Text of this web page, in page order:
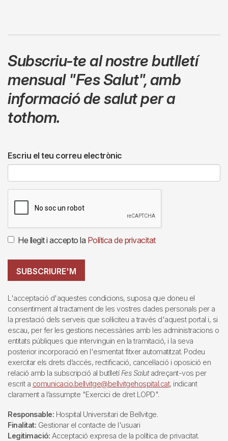
Subscriu-te al nostre butlletí
mensual "Fes Salut",amb
informació de salut per a
tothom.
Escriu el teu correu electrònic
He llegit i accepto la Política de privacitat
SUBSCRIURE'M
L'acceptació d'aquestes condicions, suposa que doneu el
consentiment al tractament de les vostres dades personals per a
la prestació dels serveis que sol·liciteu a través d'aquest portal i, si
escau, per fer les gestions necessàries amb les administracions o
entitats públiques que intervinguin en la tramitació, i la seva
posterior incorporació en l'esmentat fitxer automatitzat. Podeu
exercitar els drets d’accés, rectificació, cancel·lació i oposició en
relació amb la subscripció al butlletí Fes Salutadreçant-vos per
escrit a comunicacio.bellvitge@bellvitgehospital.cat, indicant
clarament a l’assumpte "Exercici de dret LOPD".
Responsable: Hospital Universitari de Bellvitge.
Finalitat: Gestionar el contacte de l'usuari
Legitimació: Acceptació expresa de la política de privacitat.